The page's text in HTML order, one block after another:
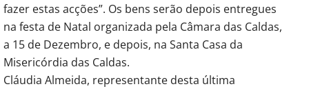
fazer estas acções”. Os bens serão depois entregues
na festa de Natal organizada pela Câmara das Caldas,
a 15 de Dezembro, e depois, na Santa Casa da
Misericórdia das Caldas.
Cláudia Almeida, representante desta última